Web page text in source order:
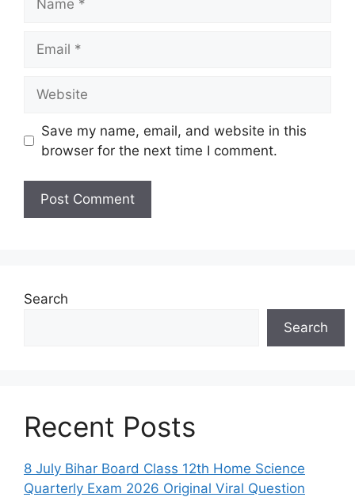
Save my name, email, and website in this
browser for the next time I comment.
Search
Search
Recent Posts
8 July Bihar Board Class 12th Home Science
Quarterly Exam 2026 Original Viral Question